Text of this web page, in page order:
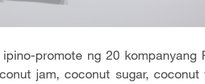
promote ng 20 kompanyang
jam, coconut sugar, coconut